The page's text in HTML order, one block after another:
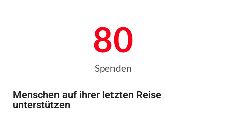
Spenden
80
Menschen auf ihrer letzten Reise
unterstützen